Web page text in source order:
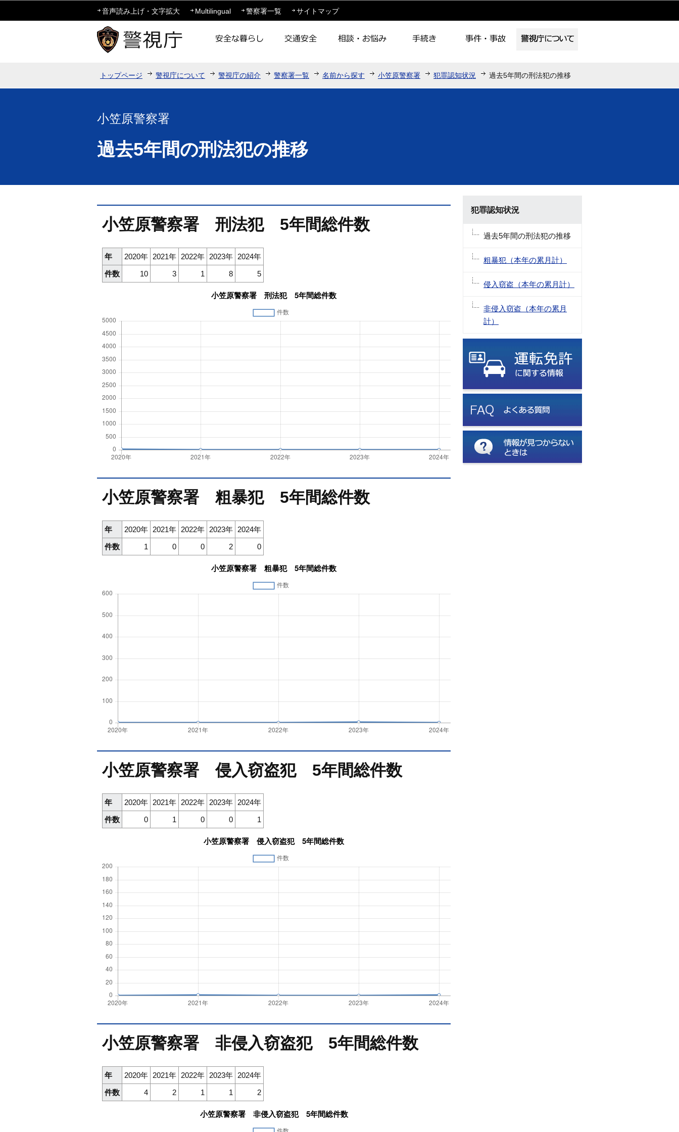
このページの本文へ移動
音声読み上げ・文字拡大 Multilingual 警察署一覧 サイトマップ
トップページ 警視庁について 警視庁の紹介 警察署一覧 名前から探す 小笠原警察署 犯罪認知状況 過去5年間の刑法犯の推移
小笠原警察署
過去5年間の刑法犯の推移
小笠原警察署 刑法犯 5年間総件数
年 2020年 2021年 2022年 2023年 2024年
件数
10 3 1 8 5
小笠原警察署 粗暴犯 5年間総件数
年 2020年 2021年 2022年 2023年 2024年
件数
1 0 0 2 0
小笠原警察署 侵入窃盗犯 5年間総件数
年 2020年 2021年 2022年 2023年 2024年
件数
0 1 0 0 1
小笠原警察署 非侵入窃盗犯 5年間総件数
年 2020年 2021年 2022年 2023年 2024年
件数
4 2 1 1 2
犯罪認知状況
過去5年間の刑法犯の推移
粗暴犯（本年の累月計）
侵入窃盗（本年の累月計）
非侵入窃盗（本年の累月
計）